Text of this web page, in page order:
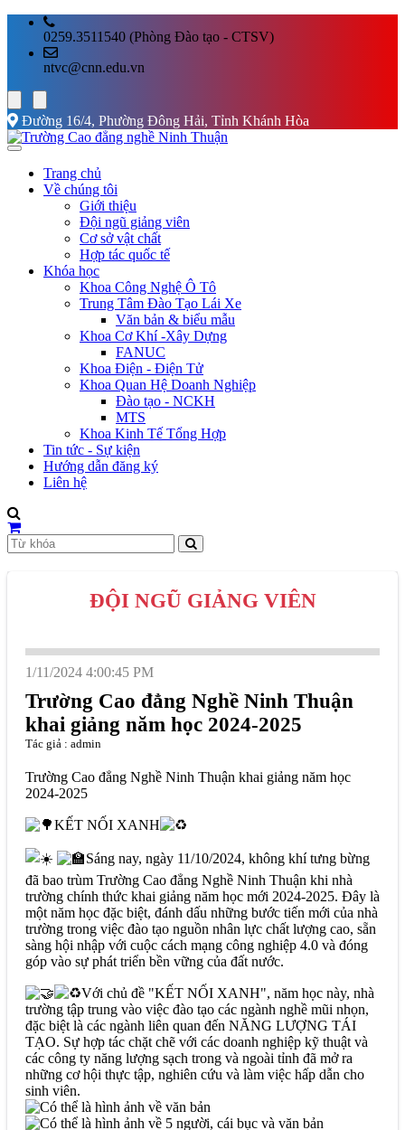
0259.3511540 (Phòng Đào tạo - CTSV)
ntvc@cnn.edu.vn
Đường 16/4, Phường Đông Hải, Tỉnh Khánh Hòa
Trang chủ
Về chúng tôi
Giới thiệu
Đội ngũ giảng viên
Cơ sở vật chất
Hợp tác quốc tế
Khóa học
Khoa Công Nghệ Ô Tô
Trung Tâm Đào Tạo Lái Xe
Văn bản & biểu mẫu
Khoa Cơ Khí -Xây Dựng
FANUC
Khoa Điện - Điện Tử
Khoa Quan Hệ Doanh Nghiệp
Đào tạo - NCKH
MTS
Khoa Kinh Tế Tổng Hợp
Tin tức - Sự kiện
Hướng dẫn đăng ký
Liên hệ
ĐỘI NGŨ GIẢNG VIÊN
1/11/2024 4:00:45 PM
Trường Cao đẳng Nghề Ninh Thuận
khai giảng năm học 2024-2025
Tác giả : admin
Trường Cao đẳng Nghề Ninh Thuận khai giảng năm học
2024-2025
KẾT NỐI XANH
Sáng nay, ngày 11/10/2024, không khí tưng bừng
đã bao trùm Trường Cao đẳng Nghề Ninh Thuận khi nhà
trường chính thức khai giảng năm học mới 2024-2025. Đây là
một năm học đặc biệt, đánh dấu những bước tiến mới của nhà
trường trong việc đào tạo nguồn nhân lực chất lượng cao, sẵn
sàng hội nhập với cuộc cách mạng công nghiệp 4.0 và đóng
góp vào sự phát triển bền vững của đất nước.
Với chủ đề "KẾT NỐI XANH", năm học này, nhà
trường tập trung vào việc đào tạo các ngành nghề mũi nhọn,
đặc biệt là các ngành liên quan đến NĂNG LƯỢNG TÁI
TẠO. Sự hợp tác chặt chẽ với các doanh nghiệp kỹ thuật và
các công ty năng lượng sạch trong và ngoài tỉnh đã mở ra
những cơ hội thực tập, nghiên cứu và làm việc hấp dẫn cho
sinh viên.